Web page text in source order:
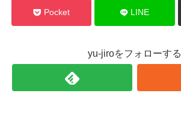
Pocket LINE
yu-jiroをフォローする